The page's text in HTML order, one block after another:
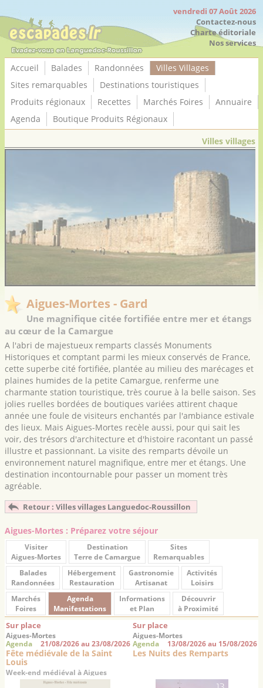
vendredi 07 Août 2026
Contactez-nous
Charte éditoriale
Nos services
Accueil Balades Randonnées
Villes Villages
Sites remarquables
Destinations touristiques
Produits régionaux
Recettes Marchés Foires
Annuaire
Agenda
Boutique Produits Régionaux
Villes villages
Aigues-Mortes - Gard
Une magnifique citée fortifiée entre mer et étangs
au cœur de la Camargue
A l'abri de majestueux remparts classés Monuments
Historiques et comptant parmi les mieux conservés de France,
cette superbe cité fortifiée, plantée au milieu des marécages et
plaines humides de la petite Camargue, renferme une
charmante station touristique, très courue à la belle saison. Ses
jolies ruelles bordées de boutiques variées attirent chaque
année une foule de visiteurs enchantés par l'ambiance estivale
des lieux. Mais Aigues-Mortes recèle aussi, pour qui sait les
voir, des trésors d'architecture et d'histoire racontant un passé
illustre et passionnant. La visite des remparts dévoile un
environnement naturel magnifique, entre mer et étangs. Une
destination incontournable pour passer un moment très
agréable.
Retour : Villes villages Languedoc-Roussillon
Aigues-Mortes : Préparez votre séjour
Visiter
Aigues-Mortes
Destination
Terre de Camargue
Sites
Remarquables
Balades
Randonnées
Hébergement
Restauration
Gastronomie
Artisanat
Activités
Loisirs
Marchés
Foires
Agenda
Manifestations
Informations
et Plan
Découvrir
à Proximité
Sur place
Aigues-Mortes
Agenda 21/08/2026 au 23/08/2026
Fête médiévale de la Saint
Louis
Week-end médiéval à Aigues
Mortes
Sur place
Aigues-Mortes
Agenda 13/08/2026 au 15/08/2026
Les Nuits des Remparts